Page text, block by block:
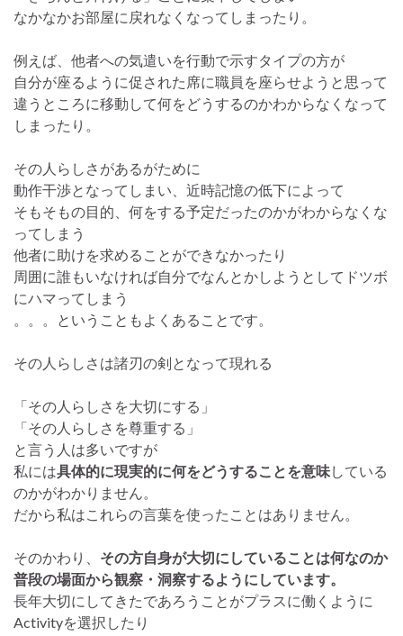
なかなかお部屋に戻れなくなってしまったり。
例えば、他者への気遣いを行動で示すタイプの方が
自分が座るように促された席に職員を座らせようと思って
違うところに移動して何をどうするのかわからなくなって
しまったり。
その人らしさがあるがために
動作干渉となってしまい、近時記憶の低下によって
そもそもの目的、何をする予定だったのかがわからなくな
ってしまう
他者に助けを求めることができなかったり
周囲に誰もいなければ自分でなんとかしようとしてドツボ
にハマってしまう
。。。ということもよくあることです。
その人らしさは諸刃の剣となって現れる
「その人らしさを大切にする」
「その人らしさを尊重する」
と言う人は多いですが
私には具体的に現実的に何をどうすることを意味している
のかがわかりません。
だから私はこれらの言葉を使ったことはありません。
そのかわり、 その方自身が大切にしていることは何なのか
普段の場面から観察・洞察するようにしています。
長年大切にしてきたであろうことがプラスに働くように
Activityを選択したり